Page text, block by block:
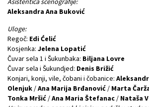
Aleksandra Ana Buković
Uloge:
Regoč: Edi Ćelić
Kosjenka: Jelena Lopatić
Čuvar sela 1 i Šukunbaka: Biljana Lovre
Čuvar sela i Šukundjed: Denis Brižić
Konjari, konji, vile, čobani i čobanice:
Olenjuk /Ana Marija Brđanović / Marta
Tonka Mršić /Ana Maria Štefanac / Nataša